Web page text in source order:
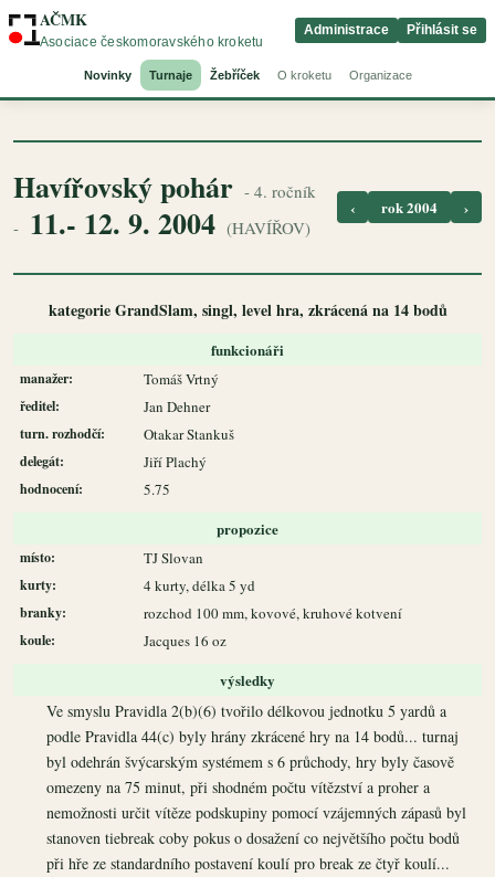
AČMK
Asociace českomoravského kroketu
Novinky Turnaje Žebříček O kroketu Organizace
Administrace Přihlásit se
Havířovský pohár - 4. ročník
- 11.- 12. 9. 2004 (HAVÍŘOV)
‹ rok 2004 ›
kategorie GrandSlam, singl, level hra, zkrácená na 14 bodů
funkcionáři
manažer: Tomáš Vrtný
ředitel: Jan Dehner
turn. rozhodčí: Otakar Stankuš
delegát: Jiří Plachý
hodnocení: 5.75
propozice
místo: TJ Slovan
kurty: 4 kurty, délka 5 yd
branky: rozchod 100 mm, kovové, kruhové kotvení
koule: Jacques 16 oz
výsledky
Ve smyslu Pravidla 2(b)(6) tvořilo délkovou jednotku 5 yardů a
podle Pravidla 44(c) byly hrány zkrácené hry na 14 bodů... turnaj
byl odehrán švýcarským systémem s 6 průchody, hry byly časově
omezeny na 75 minut, při shodném počtu vítězství a proher a
nemožnosti určit vítěze podskupiny pomocí vzájemných zápasů byl
stanoven tiebreak coby pokus o dosažení co největšího počtu bodů
při hře ze standardního postavení koulí pro break ze čtyř koulí...